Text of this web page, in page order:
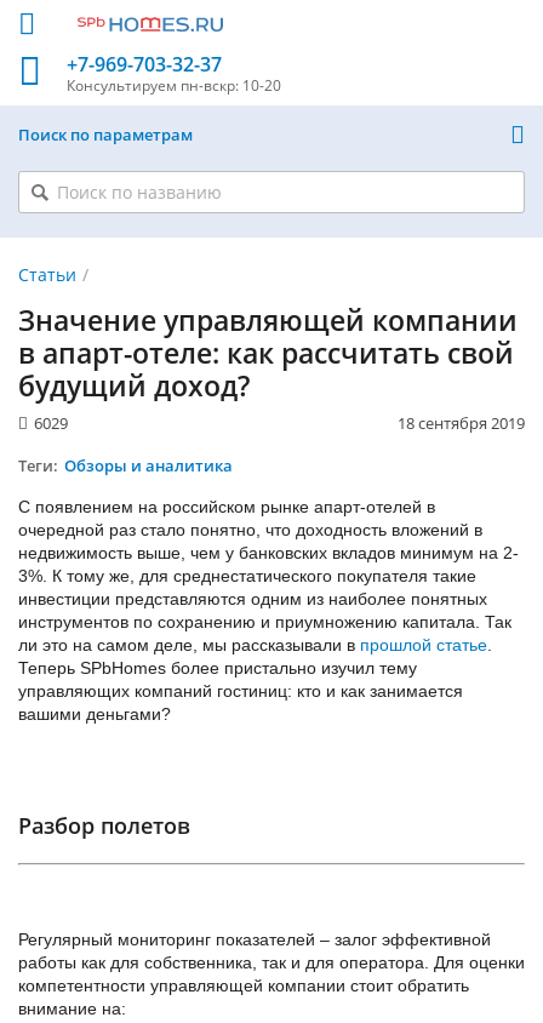
+7-969-703-32-37
Консультируем пн-вскр: 10-20
Поиск по параметрам
Статьи
Значение управляющей компании
в апарт-отеле: как рассчитать свой
будущий доход?
18 сентября 2019
6029
Теги: Обзоры и аналитика
С появлением на российском рынке апарт-отелей в
очередной раз стало понятно, что доходность вложений в
недвижимость выше, чем у банковских вкладов минимум на 2-
3%. К тому же, для среднестатического покупателя такие
инвестиции представляются одним из наиболее понятных
инструментов по сохранению и приумножению капитала. Так
ли это на самом деле, мы рассказывали в прошлой статье
Теперь SPbHomes более пристально изучил тему
управляющих компаний гостиниц: кто и как занимается
вашими деньгами?
Разбор полетов
Регулярный мониторинг показателей – залог эффективной
работы как для собственника, так и для оператора. Для оценки
компетентности управляющей компании стоит обратить
внимание на: